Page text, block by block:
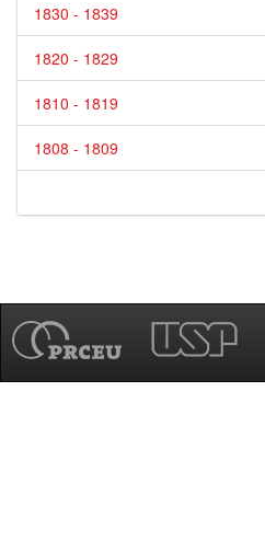
1830 - 1839
1820 - 1829
1810 - 1819
1808 - 1809